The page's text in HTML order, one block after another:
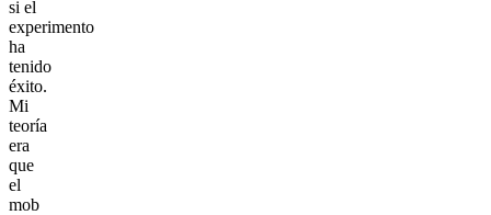
si el
experimento
ha
tenido
éxito.
Mi
teoría
era
que
el
mob